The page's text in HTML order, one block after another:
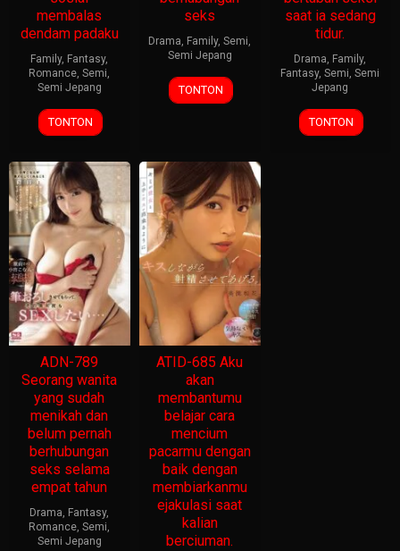
membalas
dendam padaku
Family, Fantasy,
Romance,Semi,
Semi Jepang
TONTON
seks
Drama, Family,Semi,
Semi Jepang
TONTON
saat ia sedang
tidur.
Drama, Family,
Fantasy,Semi,Semi
Jepang
TONTON
ADN-789
Seorang wanita
yang sudah
menikah dan
belum pernah
berhubungan
seks selama
empat tahun
Drama, Fantasy,
Romance,Semi,
Semi Jepang
ATID-685 Aku
akan
membantumu
belajar cara
mencium
pacarmu dengan
baik dengan
membiarkanmu
ejakulasi saat
kalian
berciuman.